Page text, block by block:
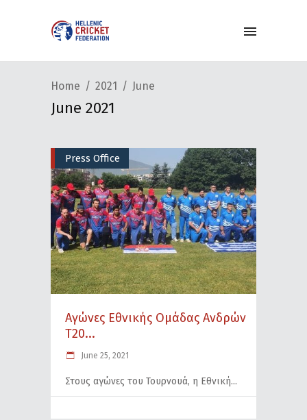
Home 2021 June
June 2021
Press Office
Αγώνες Εθνικής Ομάδας Ανδρών
T20...
June 25, 2021
Στους αγώνες του Τουρνουά, η Εθνική